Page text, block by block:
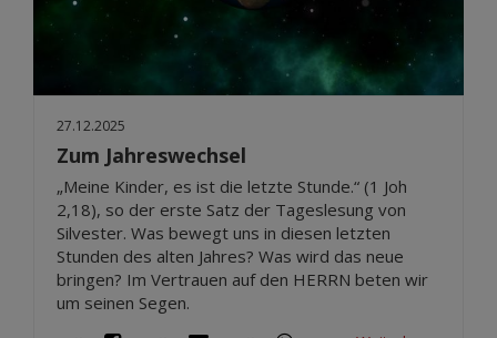
27.12.2025
Zum Jahreswechsel
„Meine Kinder, es ist die letzte Stunde.“ (1 Joh
2,18), so der erste Satz der Tageslesung von
Silvester. Was bewegt uns in diesen letzten
Stunden des alten Jahres? Was wird das neue
bringen? Im Vertrauen auf den HERRN beten wir
um seinen Segen.